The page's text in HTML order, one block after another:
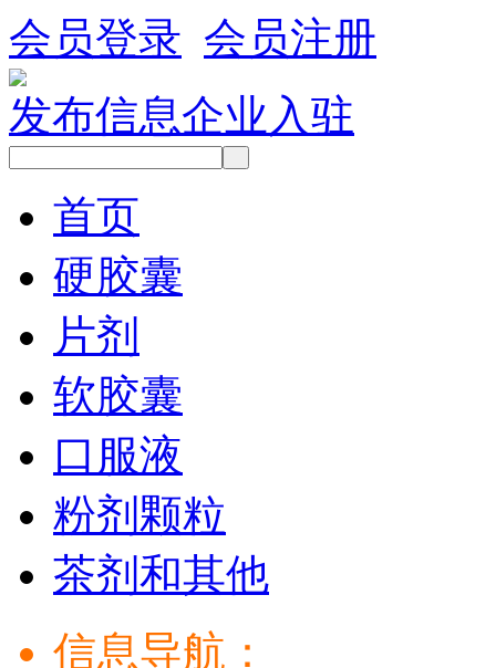
会员登录 会员注册
发布信息企业入驻
首页
硬胶囊
片剂
软胶囊
口服液
粉剂颗粒
茶剂和其他
信息导航：